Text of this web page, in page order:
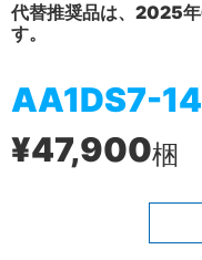
代替推奨品は、2025
す。
AA1DS7-
¥47,900梱